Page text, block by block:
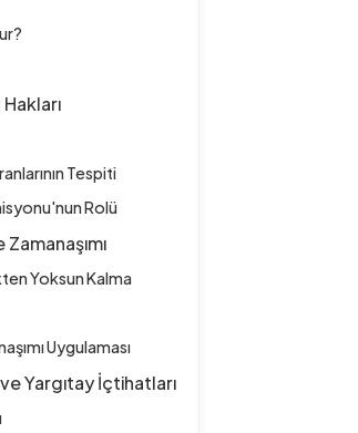
Tespiti
Rolü
Yoksun Kalma
Uygulaması
Yargıtay İçtihatları